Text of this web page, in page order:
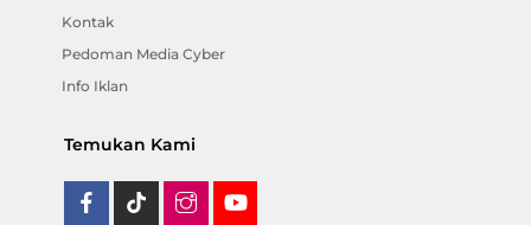
Kontak
Pedoman Media Cyber
Info Iklan
Temukan Kami